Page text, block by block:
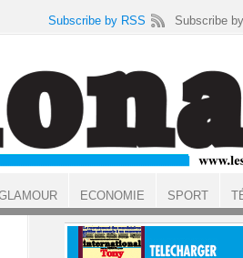
Subscribe by RSS Subscribe
ECONOMIE SPORT